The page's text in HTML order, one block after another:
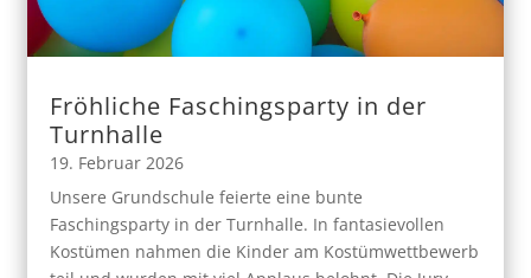
Fröhliche Faschingsparty in der
Turnhalle
19. Februar 2026
Unsere Grundschule feierte eine bunte
Faschingsparty in der Turnhalle. In fantasievollen
Kostümen nahmen die Kinder am Kostümwettbewerb